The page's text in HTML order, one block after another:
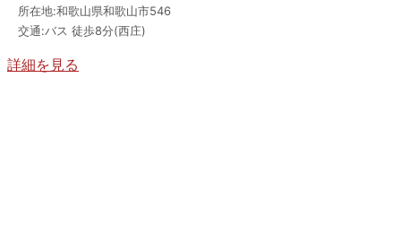
所在地:和歌山県和歌山市546
交通:バス 徒歩8分(西庄)
詳細を見る